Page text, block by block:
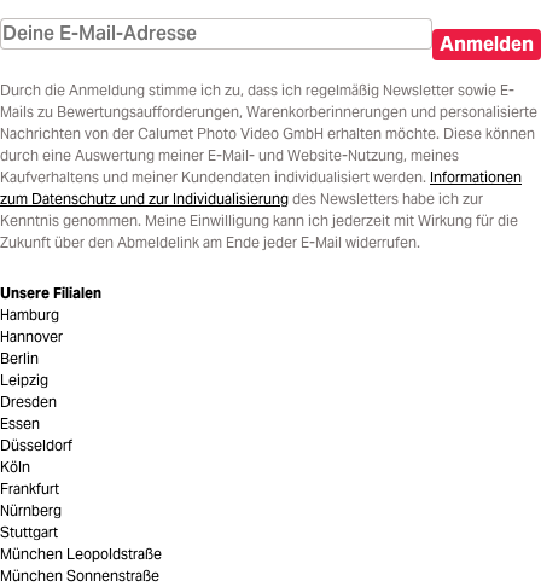
Anmelden
Durch die Anmeldung stimme ich zu, dass ich regelmäßig Newsletter sowie E-
Mails zu Bewertungsaufforderungen, Warenkorberinnerungen und personalisierte
Nachrichten von der Calumet Photo Video GmbH erhalten möchte. Diese können
durch eine Auswertung meiner E-Mail- und Website-Nutzung, meines
Kaufverhaltens und meiner Kundendaten individualisiert werden. Informationen
zum Datenschutz und zur Individualisierung des Newsletters habe ich zur
Kenntnis genommen. Meine Einwilligung kann ich jederzeit mit Wirkung für die
Zukunft über den Abmeldelink am Ende jeder E-Mail widerrufen.
Unsere Filialen
Hamburg
Hannover
Berlin
Leipzig
Dresden
Essen
Düsseldorf
Köln
Frankfurt
Nürnberg
Stuttgart
München Leopoldstraße
München Sonnenstraße